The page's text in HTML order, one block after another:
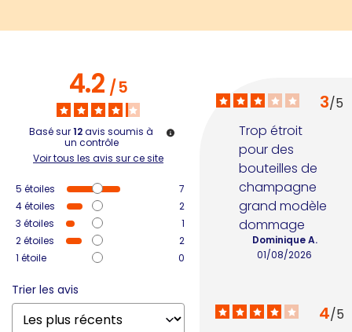
4.2/5
Basé sur12avis soumis à
un contrôle
Voir tous les avis sur ce site
5 étoiles
7
4étoiles
2
3 étoiles
1
2étoiles
2
1 étoile 0
Trier les avis
3/5
Trop étroit
pour des
bouteilles de
champagne
grand modèle
dommage
01/08/2026
Dominique A.
4/5